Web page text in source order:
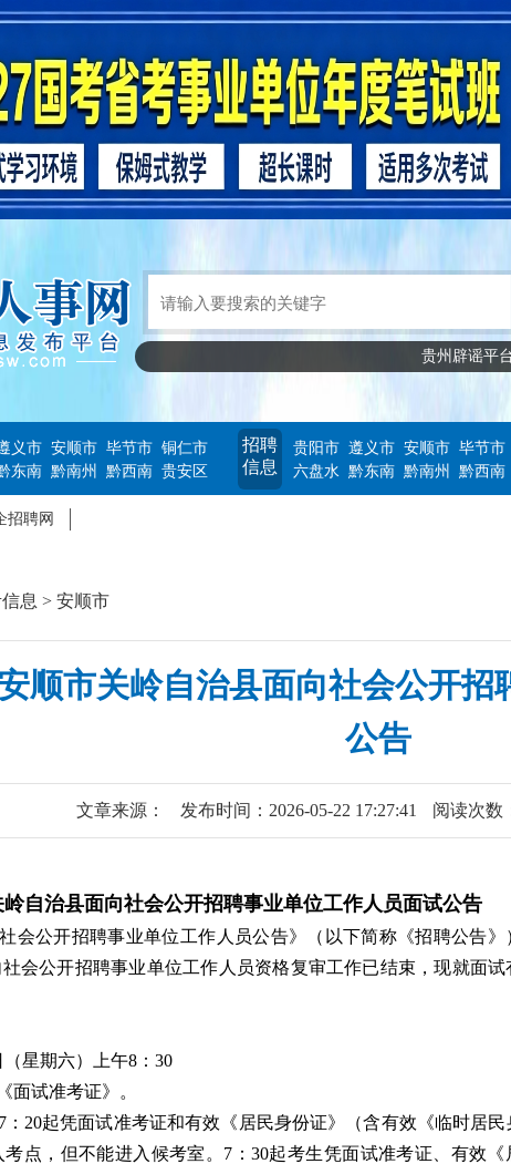
贵州辟谣平
义市 安顺市 毕节市 铜仁市
东南 黔南州 黔西南 贵安区
招聘
信息
贵阳市 遵义市 安顺市 毕节市
六盘水 黔东南 黔南州 黔西南
招聘网
息 > 安顺市
顺市关岭自治县面向社会公开
公告
文章来源： 发布时间：2026-05-22 17:27:41 阅读次数
岭自治县面向社会公开招聘事业单位工作人员面试公告
会公开招聘事业单位工作人员公告》（以下简称《招聘公告》
会公开招聘事业单位工作人员资格复审工作已结束，现就面试
（星期六）上午8：30
面试准考证》。
7：20起凭面试准考证和有效《居民身份证》（含有效《临时居民
点，但不能进入候考室。7：30起考生凭面试准考证、有效《